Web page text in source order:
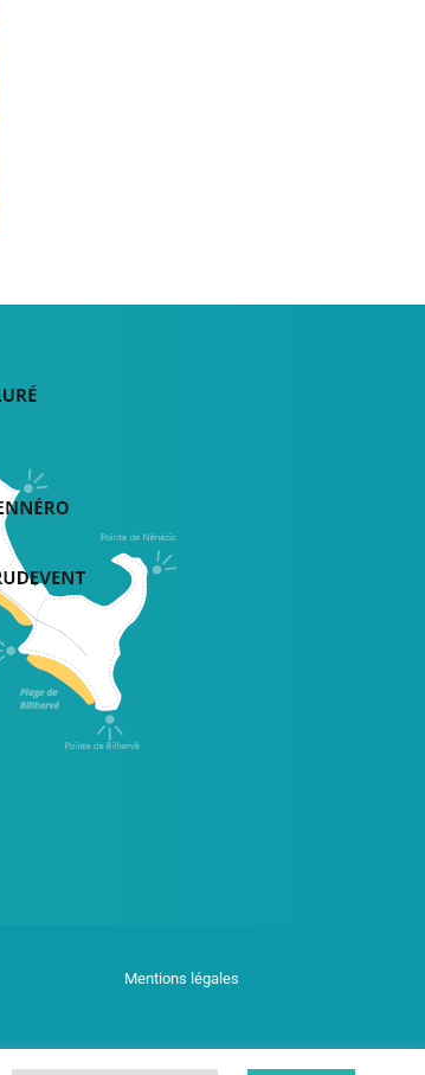
Mentions légales